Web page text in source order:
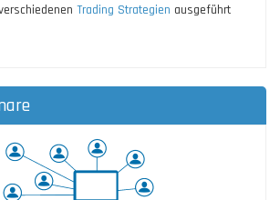
Trading Strategien ausgeführt